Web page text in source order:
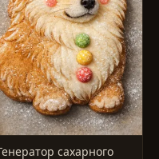
сахарного